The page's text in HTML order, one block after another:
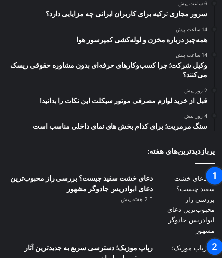
خاتمه‌یافته تلقی نمایند.
جمهوری اسلامی ایران با تاکید بر ماهیت صلح‌آمیز
برنامه هسته‌ای خود، قصور شورای امنیت برای
محکوم‌کردن تجاوز نظامی رژیم اسرائیل و آمریکا
علیه تمامیت سرزمینی و حاکمیت ملی ایران و
حمله به تأسیسات هسته‌ای صلح‌آمیز و تحت
پادمان را به شدیدترین وجه محکوم می‌کند.
حملات وحشیانه و تجاوزکارانه علیه تأسیسات
هسته‌ای ایران که در میانه مذاکرات دیپلماتیک با
آمریکا صورت گرفت، خیانتی شدید به دیپلماسی و
ضربه‌ای بزرگ به حقوق بین‌الملل از جمله
سازوکارهای حفاظتی نظام منع اشاعه از اعضای
خود بود.
6 ساعت پیش
سرور مجازی ترکیه برای کاربران ایرانی چه مزایایی دارد؟
14 ساعت پیش
همه‌چیز درباره مخزن و لوله‌کشی کمپرسور هوا
14 ساعت پیش
وکیل شرکت؛ چرا کسب‌وکارهای حرفه‌ای بدون مشاوره حقوقی ریسک
می‌کنند؟
2 روز پیش
قبل از خرید لوازم مصرفی موتور سیکلت این نکات را بدانید!
4 روز پیش
سنگ مرمریت؛ برای کدام بخش های نمای داخلی مناسب است
پربازدیدترین‌های هفته:
دعای خشت سفید چیست؟ بررسی راز محبوب‌ترین
دعای ابوادریس جادوگر مشهور
2 هفته پیش
رپاپ موزیک؛ دسترسی سریع به جدیدترین آثار